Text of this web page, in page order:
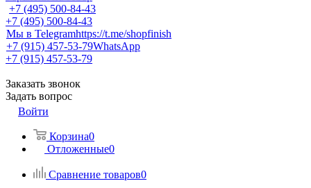
+7 (495) 500-84-43
+7 (495) 500-84-43
Мы в Telegramhttps://t.me/shopfinish
+7 (915) 457-53-79WhatsApp
+7 (915) 457-53-79
Заказать звонок
Задать вопрос
Войти
Корзина0
Отложенные0
Сравнение товаров0